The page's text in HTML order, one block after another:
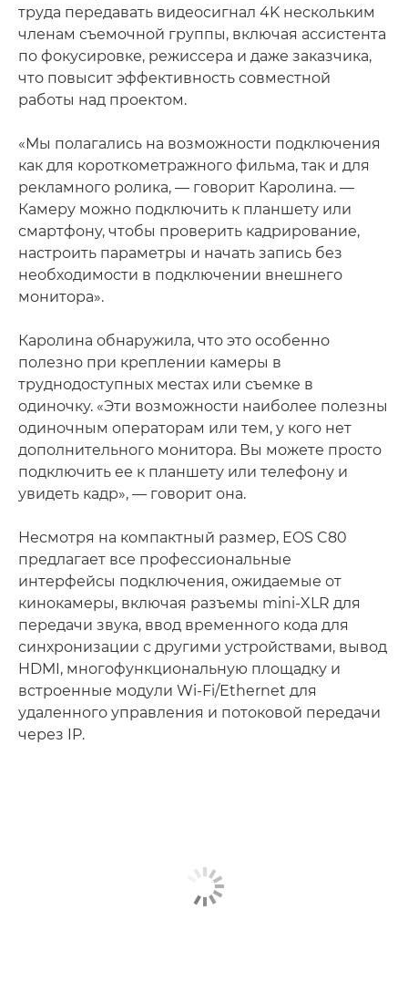
труда передавать видеосигнал 4K нескольким
членам съемочной группы, включая ассистента
по фокусировке, режиссера и даже заказчика,
что повысит эффективность совместной
работы над проектом.
«Мы полагались на возможности подключения
как для короткометражного фильма, так и для
рекламного ролика, — говорит Каролина. —
Камеру можно подключить к планшету или
смартфону, чтобы проверить кадрирование,
настроить параметры и начать запись без
необходимости в подключении внешнего
монитора».
Каролина обнаружила, что это особенно
полезно при креплении камеры в
труднодоступных местах или съемке в
одиночку. «Эти возможности наиболее полезны
одиночным операторам или тем, у кого нет
дополнительного монитора. Вы можете просто
подключить ее к планшету или телефону и
увидеть кадр», — говорит она.
Несмотря на компактный размер, EOS C80
предлагает все профессиональные
интерфейсы подключения, ожидаемые от
кинокамеры, включая разъемы mini-XLR ­для
передачи звука, ввод временного кода для
синхронизации с другими устройствами, вывод
HDMI, многофункциональную площадку и
встроенные модули Wi-Fi/Ethernet для
удаленного управления и потоковой передачи
через IP.